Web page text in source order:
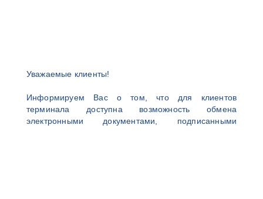
Уважаемые клиенты!
Информируем Вас о том, что для клиентов
терминала доступна возможность обмена
электронными документами, подписанными